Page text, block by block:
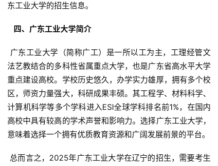
东工业大学的招生信息。
  四、广东工业大学简介
法艺教结合的多科性省属重点大学，也是广东省高水平大学
重点建设高校。学校历史悠久，办学实力雄厚，拥有多个校
区，师资力量强大，科研成果丰硕。其工程学、材料科学、
计算机科学等多个学科进入ESI全球学科排名前1%，在国内
高校中具有较高的学术声誉和影响力。选择广东工业大学，
意味着选择一个拥有优质教育资源和广阔发展前景的平台。